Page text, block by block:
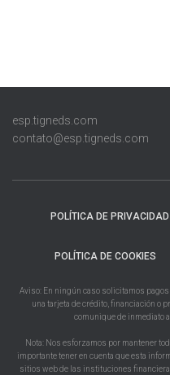
esp.tigneds.com
contato@esp.tigneds.com
POLÍTICA DE PRIVACIDAD
POLÍTICA DE COOKIES
Aviso: En ningún caso solicitamos
una tarjeta de crédito, financiación o
comunique de inmediato
Nota: Nos esforzamos por mantener
importante tener en cuenta que esta
sitios web de las instituciones